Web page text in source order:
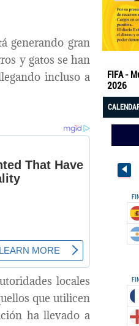
generando gran
y gatos se han
incluso a
locales
que utilicen
ha llevado a